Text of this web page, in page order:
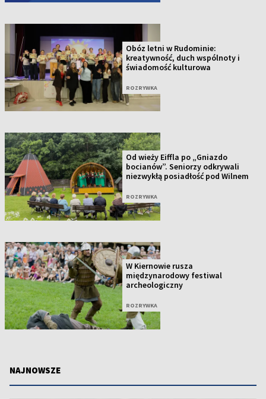
Obóz letni w Rudominie:
kreatywność, duch wspólnoty i
świadomość kulturowa
ROZRYWKA
Od wieży Eiffla po „Gniazdo
bocianów”. Seniorzy odkrywali
niezwykłą posiadłość pod Wilnem
ROZRYWKA
W Kiernowie rusza
międzynarodowy festiwal
archeologiczny
ROZRYWKA
NAJNOWSZE